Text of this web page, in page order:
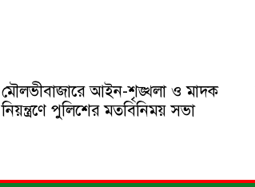
মৌলভীবাজারে আইন-শৃঙ্খলা ও মাদক
নিয়ন্ত্রণে পুলিশের মতবিনিময় সভা